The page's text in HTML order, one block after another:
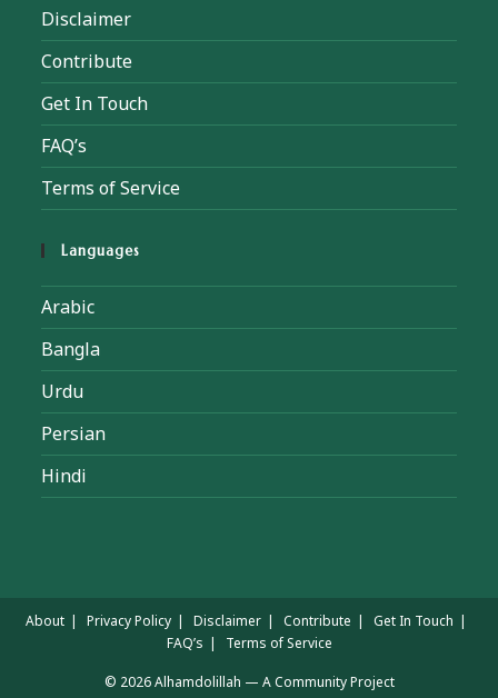
Disclaimer
Contribute
Get In Touch
FAQ’s
Terms of Service
Languages
Arabic
Bangla
Urdu
Persian
Hindi
About Privacy Policy Disclaimer Contribute
Get In Touch
FAQ’s
Terms of Service
© 2026 Alhamdolillah — A Community Project